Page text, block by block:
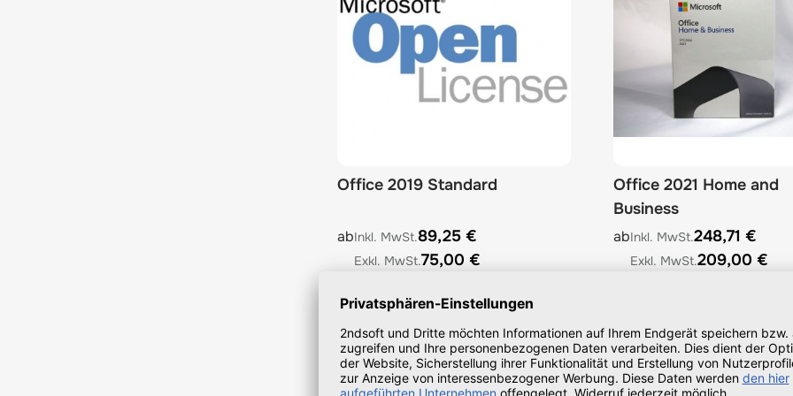
Office 2019 Standard
The price depends on the options chosen on the product page
ab
89,25 €
75,00 €
Konfigurieren
Office 2021 Home and
Business
The price depends on the
ab
248,71 €
209,00 €